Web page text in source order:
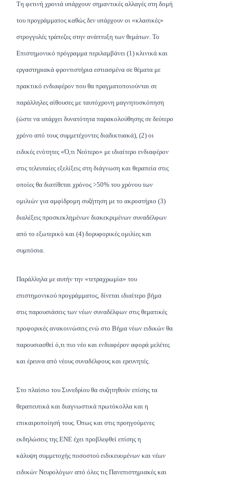
Τη φετινή χρονιά υπάρχουν σημαντικές αλλαγές στη δομή
του προγράμματος καθώς δεν υπάρχουν οι «κλασικές»
στρογγυλές τράπεζες στην ανάπτυξη των θεμάτων. Το
Επιστημονικό πρόγραμμα περιλαμβάνει (1) κλινικά και
εργαστηριακά φροντιστήρια εστιασμένα σε θέματα με
πρακτικό ενδιαφέρον που θα πραγματοποιούνται σε
παράλληλες αίθουσες με ταυτόχρονη μαγνητοσκόπηση
(ώστε να υπάρχει δυνατότητα παρακολούθησης σε δεύτερο
χρόνο από τους συμμετέχοντες διαδικτυακά), (2) οι
ειδικές ενότητες «Ό,τι Νεότερο» με ιδιαίτερο ενδιαφέρον
στις τελευταίες εξελίξεις στη διάγνωση και θεραπεία στις
οποίες θα διατίθεται χρόνος >50% του χρόνου των
ομιλιών για αμφίδρομη συζήτηση με το ακροατήριο (3)
διαλέξεις προσκεκλημένων διακεκριμένων συναδέλφων
από το εξωτερικό και (4) δορυφορικές ομιλίες και
συμπόσια.
Παράλληλα με αυτήν την «τετραχρωμία» του
επιστημονικού προγράμματος, δίνεται ιδιαίτερο βήμα
στις παρουσιάσεις των νέων συναδέλφων στις θεματικές
προφορικές ανακοινώσεις ενώ στο Βήμα νέων ειδικών θα
παρουσιασθεί ό,τι πιο νέο και ενδιαφέρον αφορά μελέτες
και έρευνα από νέους συναδέλφους και ερευνητές.
Στο πλαίσιο του Συνεδρίου θα συζητηθούν επίσης τα
θεραπευτικά και διαγνωστικά πρωτόκολλα και η
επικαιροποίησή τους. Όπως και στις προηγούμενες
εκδηλώσεις της ΕΝΕ έχει προβλεφθεί επίσης η
κάλυψη συμμετοχής ποσοστού ειδικευομένων και νέων
ειδικών Νευρολόγων από όλες τις Πανεπιστημιακές και